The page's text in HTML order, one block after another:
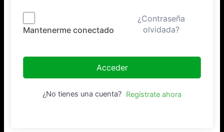
Mantenerme conectado
¿Contraseña
olvidada?
Acceder
¿No tienes una cuenta? Regístrate ahora